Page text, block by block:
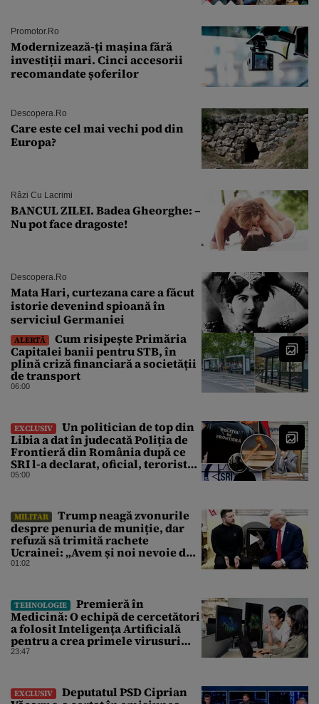
Promotor.ro
Modernizează-ți mașina fără
investiții mari. Cinci accesorii
recomandate șoferilor
Descopera.ro
Care este cel mai vechi pod din
Europa?
Râzi Cu Lacrimi
BANCUL ZILEI. Badea Gheorghe: –
Nu pot face dragoste!
Descopera.ro
Mata Hari, curtezana care a făcut
istorie devenind spioană în
serviciul Germaniei
ALERTĂ
Cum risipește Primăria
Capitalei banii pentru STB, în
plină criză financiară a societății
de transport
06:00
EXCLUSIV
Un politician de top din
Libia a dat în judecată Poliția de
Frontieră din România după ce
SRI l-a declarat, oficial, terorist
ISIS
05:00
MILITAR
Trump neagă zvonurile
despre penuria de muniție, dar
refuză să trimită rachete
Ucrainei: „Avem și noi nevoie de
rachete”
01:02
TEHNOLOGIE
Premieră în
Medicină: O echipă de cercetători
a folosit Inteligența Artificială
pentru a crea primele virusuri
sintetice la tratarea de E.coli
23:47
EXCLUSIV
Deputatul PSD Ciprian